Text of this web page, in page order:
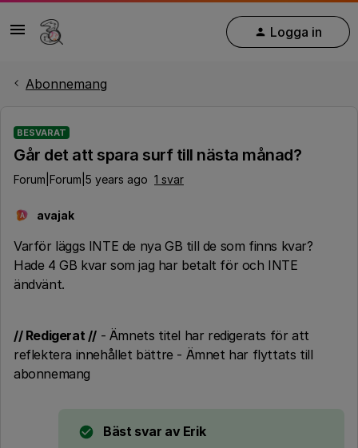
Logga in
Abonnemang
BESVARAT
Går det att spara surf till nästa månad?
Forum|Forum|5 years ago 1 svar
A avajak
Varför läggs INTE de nya GB till de som finns kvar?
Hade 4 GB kvar som jag har betalt för och INTE
ändvänt.
// Redigerat // - Ämnets titel har redigerats för att
reflektera innehållet bättre - Ämnet har flyttats till
abonnemang
Bäst svar av Erik